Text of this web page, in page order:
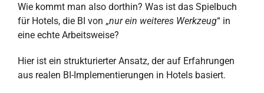
Wie kommt man also dorthin? Was ist das Spielbuch
für Hotels, die BI von „nur ein weiteres Werkzeug“ in
eine echte Arbeitsweise?
Hier ist ein strukturierter Ansatz, der auf Erfahrungen
aus realen BI-Implementierungen in Hotels basiert.